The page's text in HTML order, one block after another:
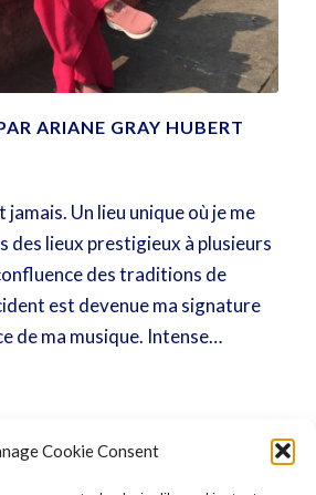
Cookie Consent
ARIANE GRAY HUBERT
jamais. Un lieu unique où je me
des lieux prestigieux à plusieurs
des traditions de
est devenue ma signature
de ma musique. Intense…